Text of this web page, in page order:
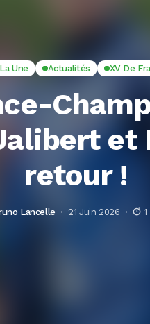
Une Actualités XV De
et
retour !
Lancelle 21 Juin 2026